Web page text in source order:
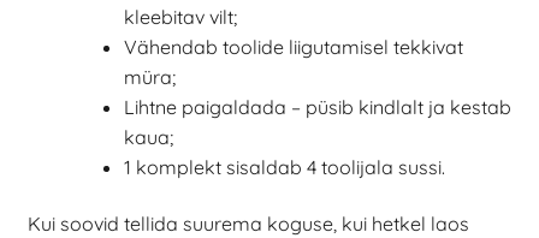
kleebitav vilt;
Vähendab toolide liigutamisel tekkivat
müra;
Lihtne paigaldada – püsib kindlalt ja kestab
kaua;
1 komplekt sisaldab 4 toolijala sussi.
Kui soovid tellida suurema koguse, kui hetkel laos